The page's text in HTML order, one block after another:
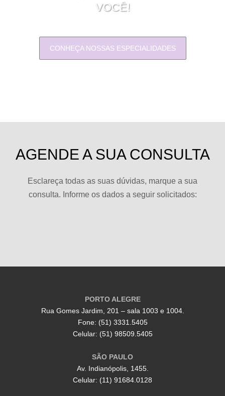
VOCÊ!
CONHEÇA NOSSAS ESPECIALIDADES
AGENDE A SUA CONSULTA
Esclareça todas as suas dúvidas, marque a sua
consulta. Informe os dados a seguir solicitados:
PORTO ALEGRE
Rua Gomes Jardim, 201 – sala 1003 e 1004.
Fone: (51) 3331.5405
Celular: (51) 98509.5405
SÃO PAULO
Av. Indianópolis, 1455.
Celular: (11) 91684.0128